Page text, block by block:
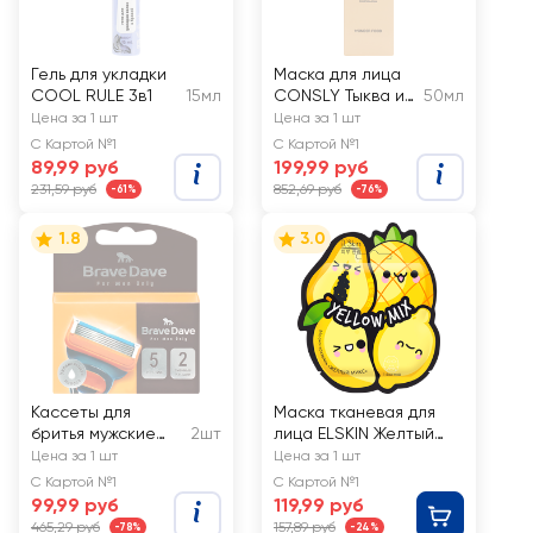
Гель для укладки
COOL RULE 3в1
15мл
Цена за 1 шт
С Картой №1
89,99 руб
231,59 руб -61%
Маска для лица
CONSLY Тыква и
семена чиа,
Обновляющая
ночная
50мл
Цена за 1 шт
С Картой №1
199,99 руб
852,69 руб -76%
1.8
Кассеты для
бритья мужские
BRAVE DAVE с
увлажняющей
полоской, 5 лезвий
2шт
Цена за 1 шт
С Картой №1
99,99 руб
465,29 руб -78%
3.0
Маска тканевая для
лица ELSKIN Желтый
микс
Цена за 1 шт
С Картой №1
119,99 руб
157,89 руб -24%